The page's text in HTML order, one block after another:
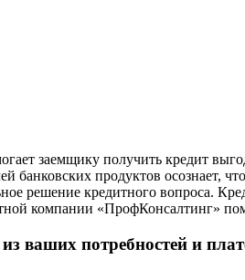
заемщику получить кредит
банковских продуктов осознает,
решение кредитного вопроса.
компании «ПрофКонсалтинг»
потребностей и